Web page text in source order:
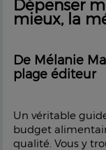
Dépenser
mieux, la
De Mélanie
plage éditeur
Un véritable
budget
qualité. Vous y